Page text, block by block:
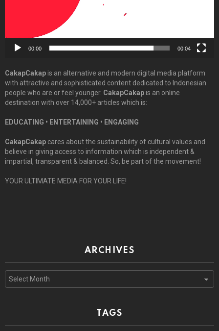
00:00 00:04
CakapCakapis an alternative and modern digital media platform
with attractive and sophisticated content dedicated to Indonesian
people who are or feel younger. CakapCakapis an online
destination with over 14,000+ articles which is:
EDUCATING • ENTERTAINING • ENGAGING
CakapCakap cares about the sustainability of cultural values and
believe in giving access to information which is independent &
impartial, transparent & balanced. So, be part of the movement!
YOUR ULTIMATE MEDIA FOR YOUR LIFE!
ARCHIVES
Archives
TAGS